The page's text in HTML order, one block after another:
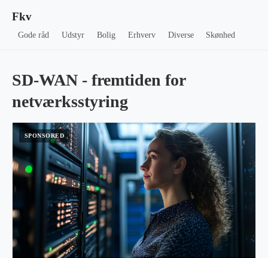
Fkv
Gode råd Udstyr Bolig Erhverv Diverse Skønhed
SD-WAN - fremtiden for
netværksstyring